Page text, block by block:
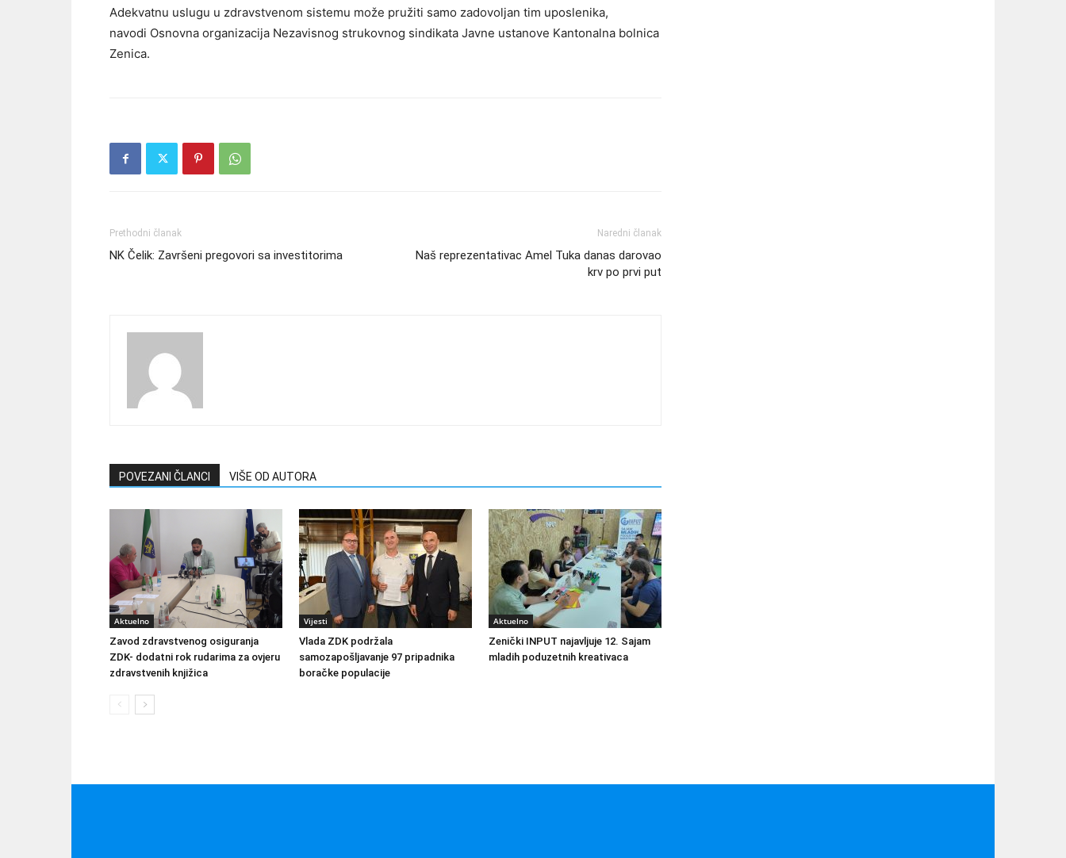
Adekvatnu uslugu u zdravstvenom sistemu može pružiti samo zadovoljan tim uposlenika,
navodi Osnovna organizacija Nezavisnog strukovnog sindikata Javne ustanove Kantonalna bolnica
Zenica.
Prethodni članak
NK Čelik: Završeni pregovori sa investitorima
Naredni članak
Naš reprezentativac Amel Tuka danas darovao
krv po prvi put
POVEZANI ČLANCI VIŠE OD AUTORA
Aktuelno
Zavod zdravstvenog osiguranja
ZDK- dodatni rok rudarima za ovjeru
zdravstvenih knjižica
Vijesti
Vlada ZDK podržala
samozapošljavanje 97 pripadnika
boračke populacije
Aktuelno
Zenički INPUT najavljuje 12. Sajam
mladih poduzetnih kreativaca